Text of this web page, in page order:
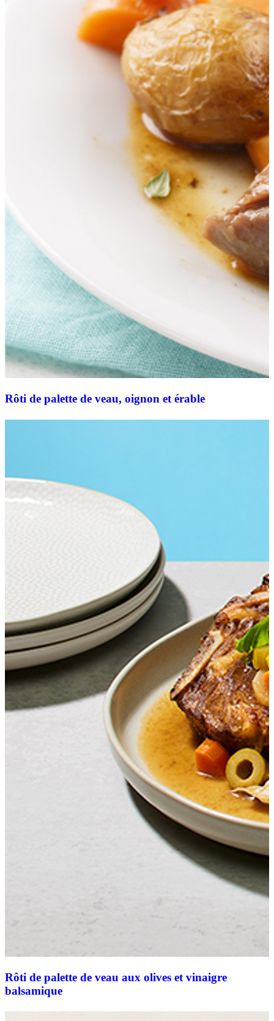
Rôti de palette de veau, oignon et érable
Rôti de palette de veau aux olives et vinaigre
balsamique